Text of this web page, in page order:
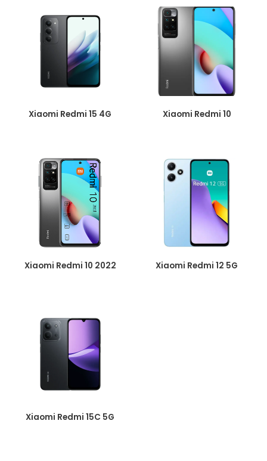
Xiaomi Redmi 15 4G Xiaomi Redmi 10
Xiaomi Redmi 10 2022 Xiaomi Redmi 12 5G
Xiaomi Redmi 15C 5G